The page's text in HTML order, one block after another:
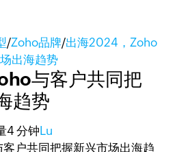
/Zoho品牌/出海2024，Zoho
出海趋势
与客户共同把
趋势
4 分钟 Lu